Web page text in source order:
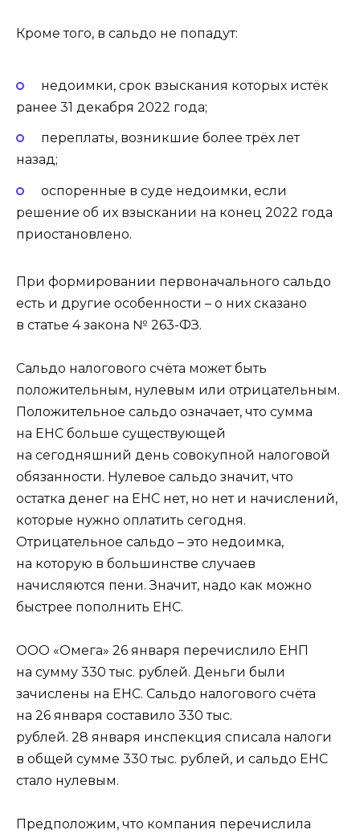
Кроме того, в сальдо не попадут:
недоимки, срок взыскания которых истёк
ранее 31 декабря 2022 года;
переплаты, возникшие более трёх лет
назад;
оспоренные в суде недоимки, если
решение об их взыскании на конец 2022 года
приостановлено.
При формировании первоначального сальдо
есть и другие особенности – о них сказано
в статье 4 закона № 263-ФЗ.
Сальдо налогового счёта может быть
положительным, нулевым или отрицательным.
Положительное сальдо означает, что сумма
на ЕНС больше существующей
на сегодняшний день совокупной налоговой
обязанности. Нулевое сальдо значит, что
остатка денег на ЕНС нет, но нет и начислений,
которые нужно оплатить сегодня.
Отрицательное сальдо – это недоимка,
на которую в большинстве случаев
начисляются пени. Значит, надо как можно
быстрее пополнить ЕНС.
ООО «Омега» 26 января перечислило ЕНП
на сумму 330 тыс. рублей. Деньги были
зачислены на ЕНС. Сальдо налогового счёта
на 26 января составило 330 тыс.
рублей. 28 января инспекция списала налоги
в общей сумме 330 тыс. рублей, и сальдо ЕНС
стало нулевым.
Предположим, что компания перечислила